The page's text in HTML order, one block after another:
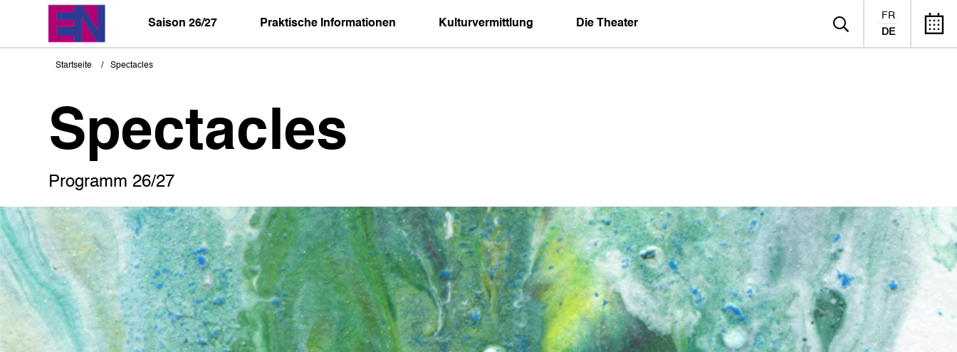
Saison 26/27 Praktische Informationen Kulturvermittlung Die Theater
FR
DE
Pfadnavigation
Startseite Spectacles
Spectacles
Programm 26/27